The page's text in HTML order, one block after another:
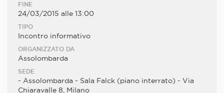
FINE
24/03/2015 alle 13:00
TIPO
Incontro informativo
ORGANIZZATO DA
Assolombarda
SEDE
- Assolombarda - Sala Falck (piano interrato) - Via
Chiaravalle 8, Milano